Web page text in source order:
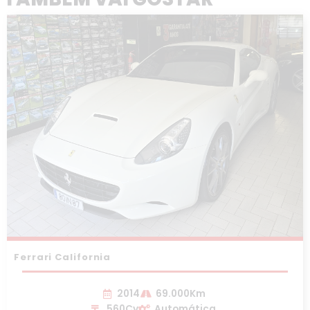
Ferrari California
2014
69.000Km